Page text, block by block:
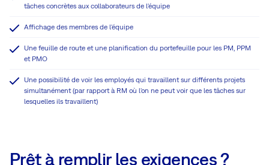
tâches concrètes aux collaborateurs de l'équipe
Affichage des membres de l'équipe
Une feuille de route et une planification du portefeuille pour les PM, PPM
et PMO
Une possibilité de voir les employés qui travaillent sur différents projets
simultanément (par rapport à RM où l'on ne peut voir que les tâches sur
lesquelles ils travaillent)
Prêt à remplir les exigences ?